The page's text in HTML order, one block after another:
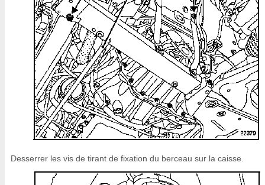
Desserrer les vis de tirant de fixation du berceau sur la caisse.